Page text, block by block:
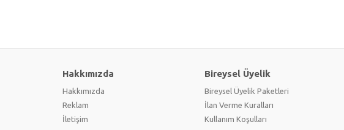
Hakkımızda
Hakkımızda
Reklam
İletişim
Bireysel Üyelik
Bireysel Üyelik Paketleri
İlan Verme Kuralları
Kullanım Koşulları